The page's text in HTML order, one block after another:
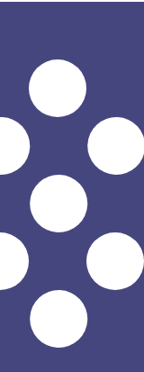
aujourd'hui.Nous
pour notre